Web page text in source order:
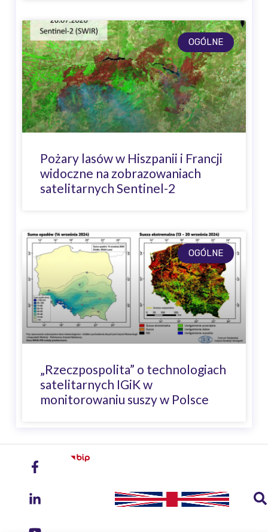
OGÓLNE
Pożary lasów w Hiszpanii i Francji
widoczne na zobrazowaniach
satelitarnych Sentinel-2
OGÓLNE
„Rzeczpospolita” o technologiach
satelitarnych IGiK w
monitorowaniu suszy w Polsce